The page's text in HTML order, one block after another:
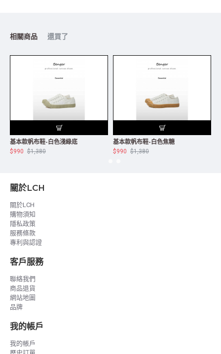
相關商品 還買了
基本款帆布鞋-白色淺綠底
$990 $1,380
基本款帆布鞋-白色焦糖
$990 $1,380
關於LCH
關於LCH
購物須知
隱私政策
服務條款
專利與認證
客戶服務
聯絡我們
商品退貨
網站地圖
品牌
我的帳戶
我的帳戶